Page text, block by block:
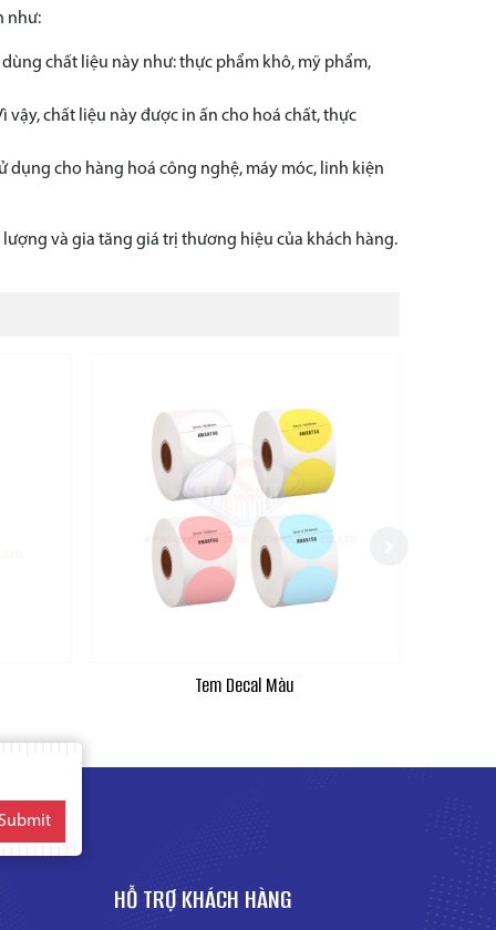
như:
chất liệu này như: thực phẩm khô, mỹ phẩm,
chất liệu này được in ấn cho hoá chất, thực
dụng cho hàng hoá công nghệ, máy móc, linh kiện
và gia tăng giá trị thương hiệu của khách hàng.
Tem Decal Màu
HỖ TRỢ KHÁCH HÀNG